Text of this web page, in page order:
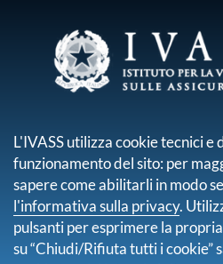
sei qui:
Premi lordi contabilizzati al I trim.
Premi lordi
trim. 2015
L'IVASS utilizza cookie tecnici e
funzionamento del sito: per
sapere come abilitarli in modo
l'informativa sulla privacy.
pulsanti per esprimere la
su “Chiudi/Rifiuta tutti i cookie”